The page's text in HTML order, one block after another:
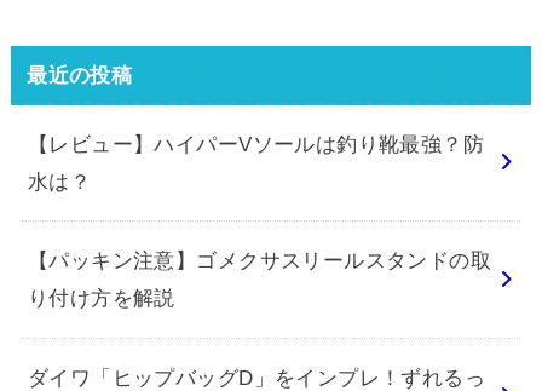
最近の投稿
【レビュー】ハイパーVソールは釣り靴最強？防
水は？
【パッキン注意】ゴメクサスリールスタンドの取
り付け方を解説
ダイワ「ヒップバッグD」をインプレ！ずれるっ